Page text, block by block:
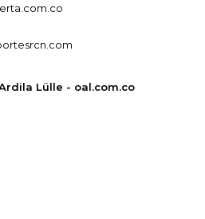
Lülle - oal.com.co